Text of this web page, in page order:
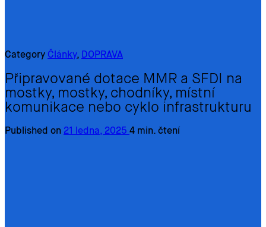
Category Články, DOPRAVA
Připravované dotace MMR a SFDI na
mostky, mostky, chodníky, místní
komunikace nebo cyklo infrastrukturu
Published on 21 ledna, 2025 4 min. čtení